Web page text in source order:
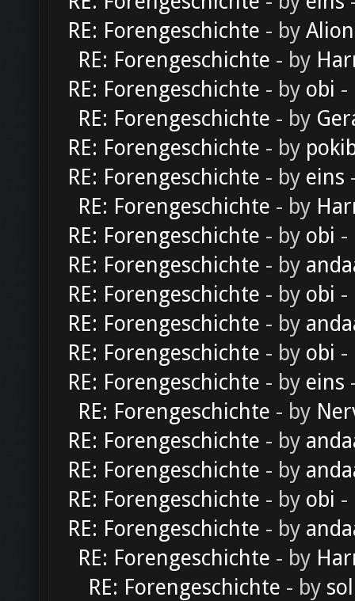
RE: Forengeschichte - by Alion
RE: Forengeschichte - by
RE: Forengeschichte - by obi -
RE: Forengeschichte - by
RE: Forengeschichte - by
RE: Forengeschichte - by eins
RE: Forengeschichte - by
RE: Forengeschichte - by obi -
RE: Forengeschichte - by
RE: Forengeschichte - by obi -
RE: Forengeschichte - by
RE: Forengeschichte - by obi -
RE: Forengeschichte - by eins
RE: Forengeschichte - by
RE: Forengeschichte - by
RE: Forengeschichte - by
RE: Forengeschichte - by obi -
RE: Forengeschichte - by
RE: Forengeschichte - by
RE: Forengeschichte - by